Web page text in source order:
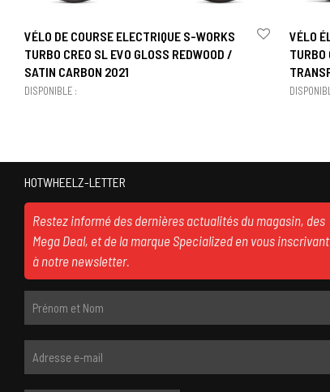
VÉLO DE COURSE ELECTRIQUE S-WORKS
TURBO CREO SL EVO GLOSS REDWOOD /
SATIN CARBON 2021
DISPONIBLE :
VÉLO
TURBO
HOTWHEELZ-LETTER
Restez informé des dernières actualités du magasin, des
Mega Deal, et de la marque Specialized en vous inscrivant
à notre newsletter.